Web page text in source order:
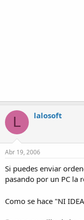
L lalosoft
Abr 19, 2006
Si puedes enviar
pasando por un PC la
Como se hace "NI